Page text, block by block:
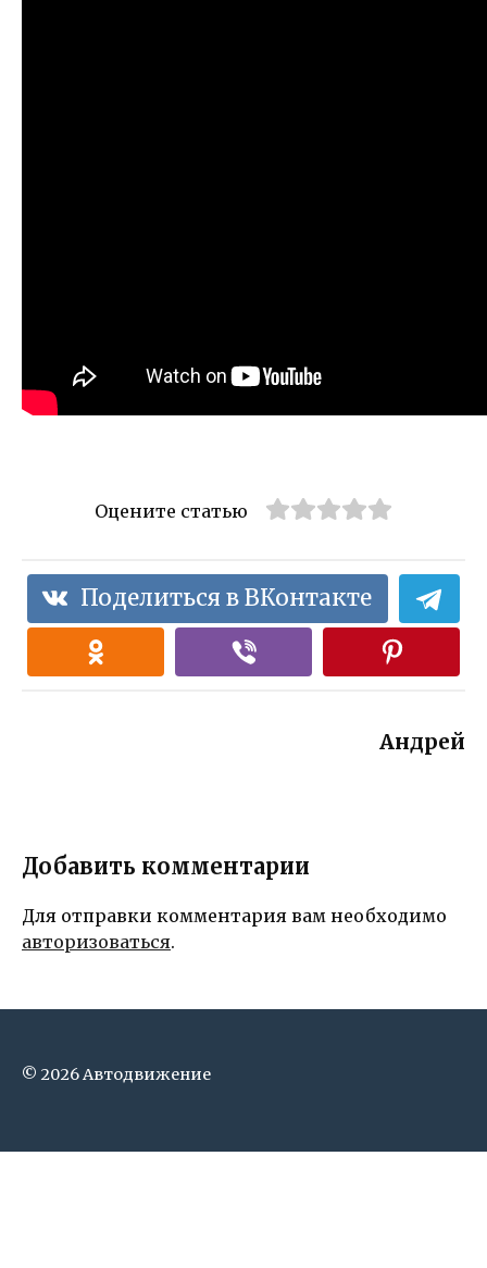
Оцените статью
Поделиться в ВКонтакте
Андрей
Добавить комментарии
Для отправки комментария вам необходимо
авторизоваться.
© 2026 Автодвижение